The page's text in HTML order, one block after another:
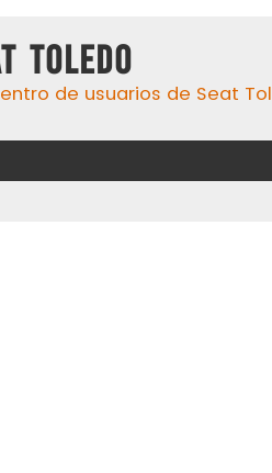
Toledo
de usuarios de Seat